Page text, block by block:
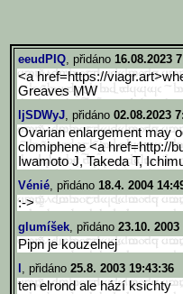
eeudPIQ, přidáno 16.08.2023
<a href=https://
Greaves MW
ljSDWyJ, přidáno 02.08.2023
Ovarian enlargement may
clomiphene <a href=http://
Iwamoto J, Takeda T,
Vénié, přidáno 18.4. 2004
:->
glumíšek, přidáno 23.10. 2003
Pipn je kouzelnej
, přidáno 25.8. 2003 19:43:36
ten elrond ale hází ksichty